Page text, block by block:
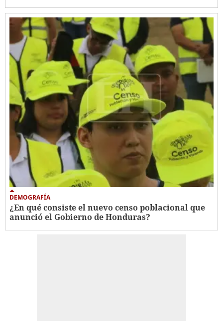
DEMOGRAFÍA
¿En qué consiste el nuevo censo poblacional que
anunció el Gobierno de Honduras?